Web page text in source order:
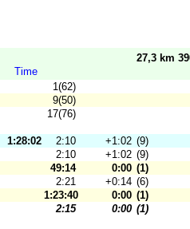
27,3 km
Time
1(62)
9(50)
17(76)
1:28:02 2:10 +1:02 (9)
2:10 +1:02 (9)
49:14
0:00 (1)
2:21
+0:14 (6)
1:23:40
0:00 (1)
2:15
0:00 (1)